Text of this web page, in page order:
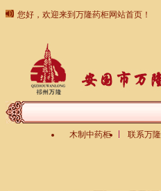
您好，欢迎来到万隆药柜网站首页！
木制中药柜
联系万隆